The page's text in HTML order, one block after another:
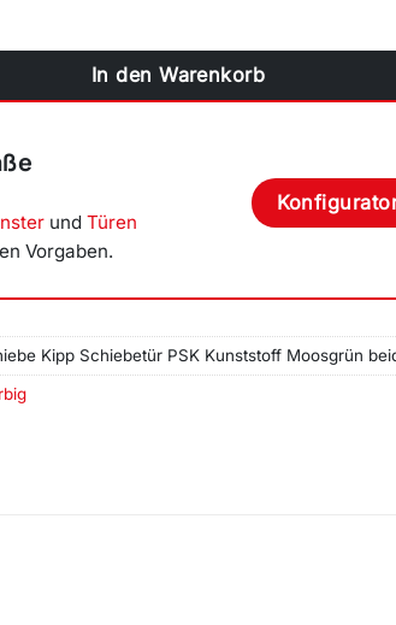
PSK Kunststoff Moosgrün beidseitig
In den Warenkorb
und Türen
Vorgaben.
Kipp Schiebetür PSK Kunststoff Moosgrün